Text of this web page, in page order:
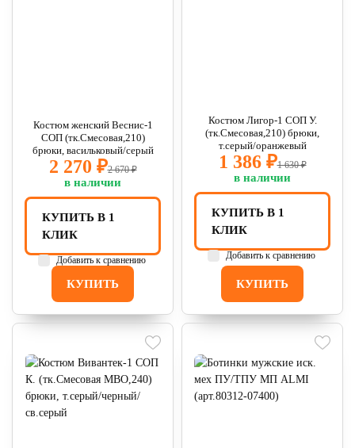
Костюм женский Веснис-1
СОП (тк.Смесовая,210)
брюки, васильковый/серый
2 270 ₽2 670 ₽
в наличии
КУПИТЬ
КУПИТЬ В 1
КЛИК
Добавить к сравнению
Костюм Лигор-1 СОП У.
(тк.Смесовая,210) брюки,
т.серый/оранжевый
1 386 ₽1 630 ₽
в наличии
КУПИТЬ
КУПИТЬ В 1
КЛИК
Добавить к сравнению